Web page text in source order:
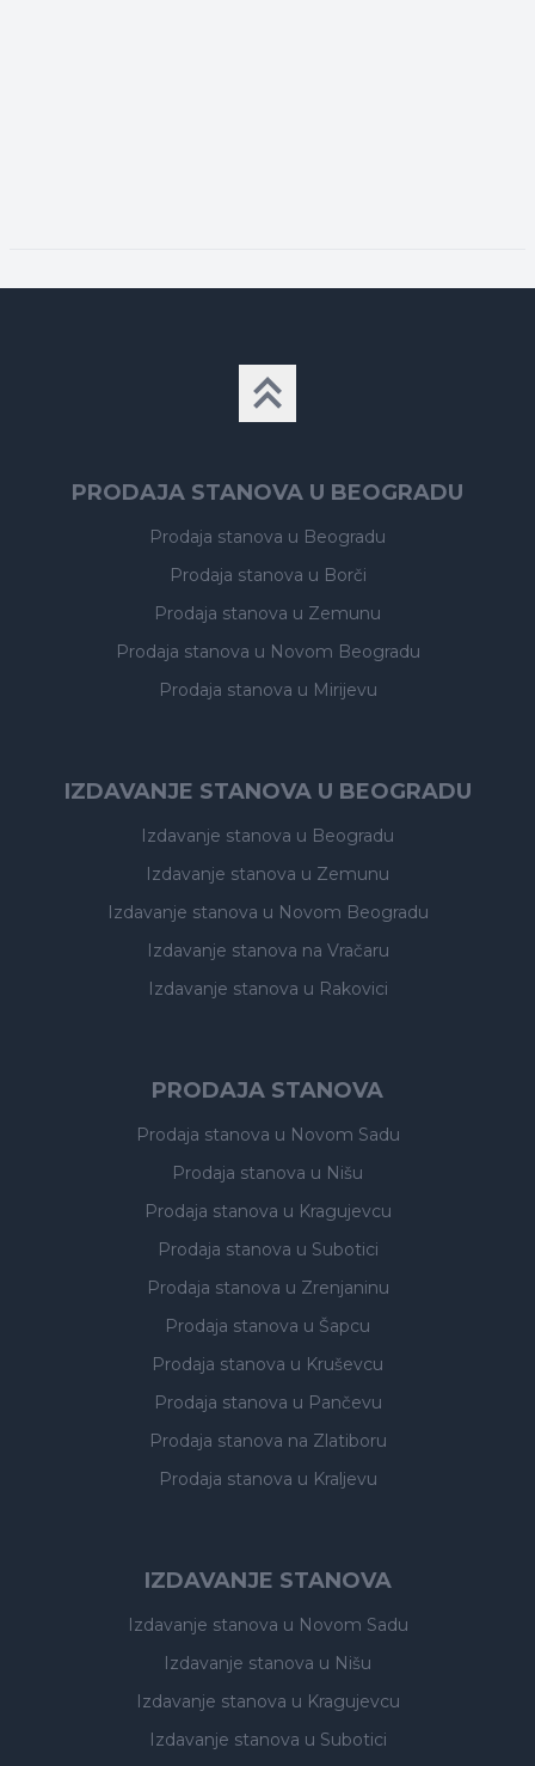
PRODAJA STANOVA U BEOGRADU
Prodaja stanova u Beogradu
Prodaja stanova u Borči
Prodaja stanova u Zemunu
Prodaja stanova u Novom Beogradu
Prodaja stanova u Mirijevu
IZDAVANJE STANOVA U BEOGRADU
Izdavanje stanova u Beogradu
Izdavanje stanova u Zemunu
Izdavanje stanova u Novom Beogradu
Izdavanje stanova na Vračaru
Izdavanje stanova u Rakovici
PRODAJA STANOVA
Prodaja stanova u Novom Sadu
Prodaja stanova u Nišu
Prodaja stanova u Kragujevcu
Prodaja stanova u Subotici
Prodaja stanova u Zrenjaninu
Prodaja stanova u Šapcu
Prodaja stanova u Kruševcu
Prodaja stanova u Pančevu
Prodaja stanova na Zlatiboru
Prodaja stanova u Kraljevu
IZDAVANJE STANOVA
Izdavanje stanova u Novom Sadu
Izdavanje stanova u Nišu
Izdavanje stanova u Kragujevcu
Izdavanje stanova u Subotici